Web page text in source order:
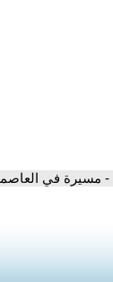
- مسيرة في